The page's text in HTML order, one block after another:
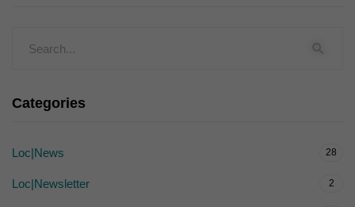
Categories
Loc|News 28
Loc|Newsletter 2